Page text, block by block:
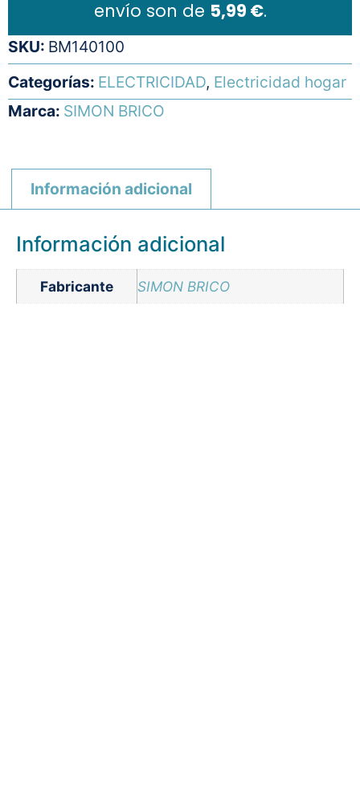
envío son de 5,99 €.
SKU: BM140100
Categorías: ELECTRICIDAD, Electricidad hogar
Marca: SIMON BRICO
Información adicional
Información adicional
Fabricante SIMON BRICO